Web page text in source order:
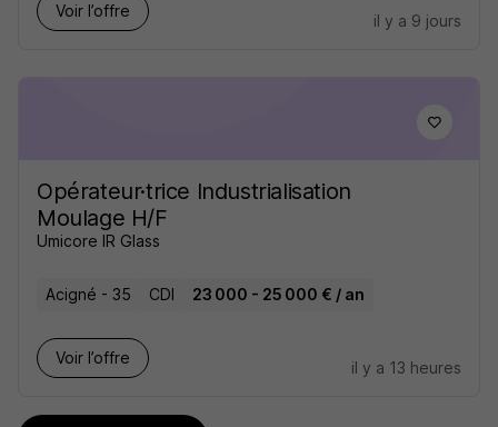
Voir l’offre
il y a 9 jours
Opérateur·trice Industrialisation
Moulage H/F
Umicore IR Glass
Acigné - 35 CDI 23 000 - 25 000 € / an
Voir l’offre
il y a 13 heures